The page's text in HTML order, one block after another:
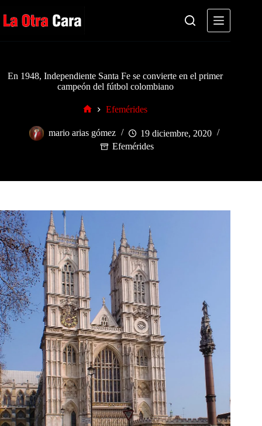
al
contenido
En 1948, Independiente Santa Fe se convierte en el primer
campeón del fútbol colombiano
Efemérides
mario arias gómez
19 diciembre, 2020
Efemérides